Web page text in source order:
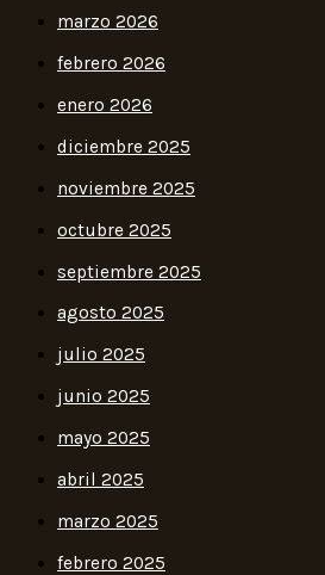
marzo 2026
febrero 2026
enero 2026
diciembre 2025
noviembre 2025
octubre 2025
septiembre 2025
agosto 2025
julio 2025
junio 2025
mayo 2025
abril 2025
marzo 2025
febrero 2025